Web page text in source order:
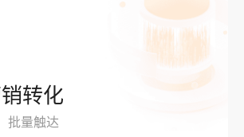
转化
批量触达